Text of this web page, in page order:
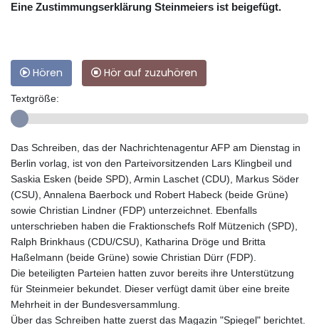
Eine Zustimmungserklärung Steinmeiers ist beigefügt.
Hören Hör auf zuzuhören
Textgröße:
Das Schreiben, das der Nachrichtenagentur AFP am Dienstag in
Berlin vorlag, ist von den Parteivorsitzenden Lars Klingbeil und
Saskia Esken (beide SPD), Armin Laschet (CDU), Markus Söder
(CSU), Annalena Baerbock und Robert Habeck (beide Grüne)
sowie Christian Lindner (FDP) unterzeichnet. Ebenfalls
unterschrieben haben die Fraktionschefs Rolf Mützenich (SPD),
Ralph Brinkhaus (CDU/CSU), Katharina Dröge und Britta
Haßelmann (beide Grüne) sowie Christian Dürr (FDP).
Die beteiligten Parteien hatten zuvor bereits ihre Unterstützung
für Steinmeier bekundet. Dieser verfügt damit über eine breite
Mehrheit in der Bundesversammlung.
Über das Schreiben hatte zuerst das Magazin "Spiegel" berichtet.